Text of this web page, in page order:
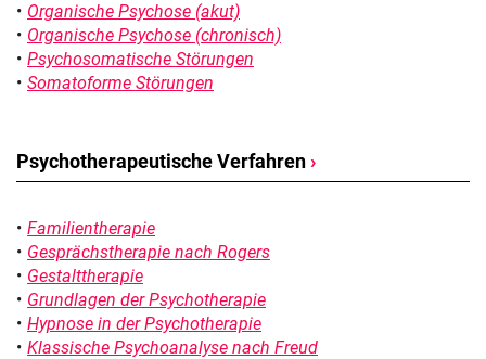
Organische Psychose (akut)
Organische Psychose (chronisch)
Psychosomatische Störungen
Somatoforme Störungen
Psychotherapeutische Verfahren ›
Familientherapie
Gesprächstherapie nach Rogers
Gestalttherapie
Grundlagen der Psychotherapie
Hypnose in der Psychotherapie
Klassische Psychoanalyse nach Freud